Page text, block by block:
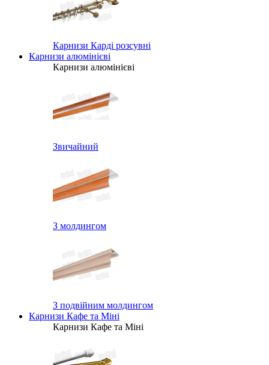
Карнизи Карді розсувні
Карнизи алюмінієві
Карнизи алюмінієві
Звичайний
З молдингом
З подвійним молдингом
Карнизи Кафе та Міні
Карнизи Кафе та Міні